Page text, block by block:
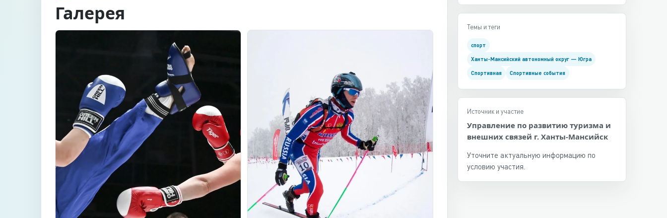
Галерея
Темы и теги
спорт
Ханты-Мансийский автономный округ — Югра
Спортивная Спортивные события
Источник и участие
Управление по развитию туризма и
внешних связей г. Ханты-Мансийск
Уточните актуальную информацию по
условию участия.